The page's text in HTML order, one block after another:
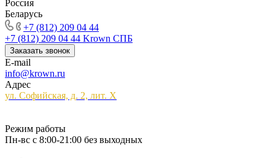
Россия
Беларусь
+7 (812) 209 04 44
+7 (812) 209 04 44 Krown СПБ
Заказать звонок
E-mail
info@krown.ru
Адрес
ул. Софийская, д. 2, лит. Х
Режим работы
Пн-вс с 8:00-21:00 без выходных